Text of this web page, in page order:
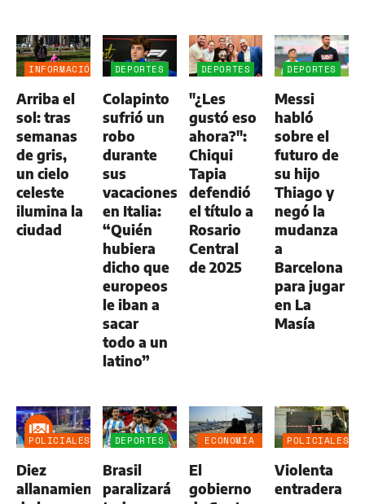
INFORMACIÓN
Arriba el
sol: tras
semanas
de gris,
un cielo
celeste
ilumina la
ciudad
DEPORTES
Colapinto
sufrió un
robo
durante
sus
vacaciones
en Italia:
“Quién
hubiera
dicho que
europeos
le iban a
sacar
todo a un
latino”
DEPORTES
"¿Les
gustó eso
ahora?":
Chiqui
Tapia
defendió
el título a
Rosario
Central
de 2025
DEPORTES
Messi
habló
sobre el
futuro de
su hijo
Thiago y
negó la
mudanza
a
Barcelona
para jugar
en La
Masía
POLICIALES
Diez
allanamientos
DEPORTES
Brasil
paralizará
ECONOMÍA
El
gobierno
POLICIALES
Violenta
entradera